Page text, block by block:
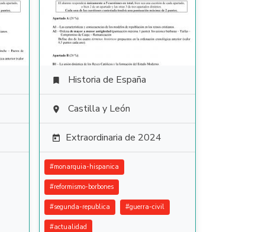
 Historia de España
 Castilla y León
 Extraordinaria de 2024
#monarquia-hispanica
#reformismo-borbones
#segunda-republica #guerra-civil
#actualidad